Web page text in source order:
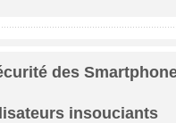
des
insouciants